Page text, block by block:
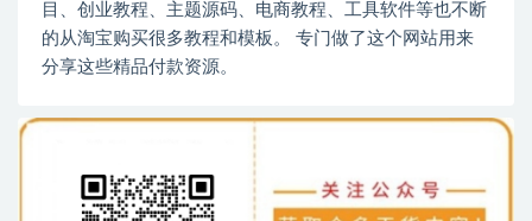
目、创业教程、主题源码、电商教程、工具软件等也不断
的从淘宝购买很多教程和模板。 专门做了这个网站用来
分享这些精品付款资源。